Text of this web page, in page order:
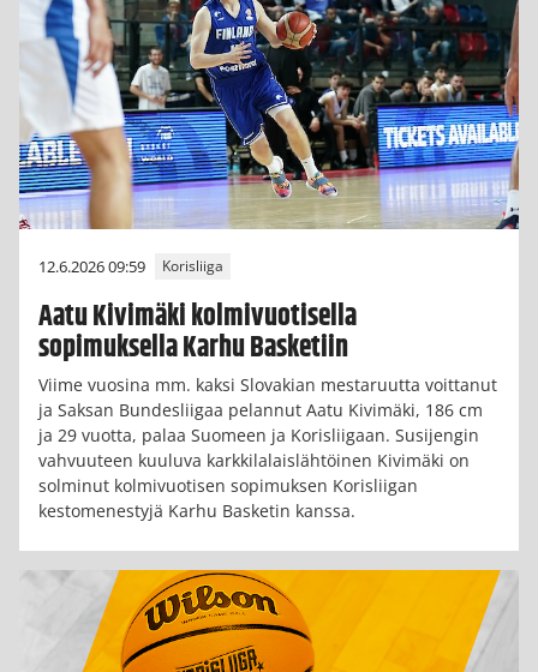
12.6.2026 09:59 Korisliiga
Aatu Kivimäki kolmivuotisella
sopimuksella Karhu Basketiin
Viime vuosina mm. kaksi Slovakian mestaruutta voittanut
ja Saksan Bundesliigaa pelannut Aatu Kivimäki, 186 cm
ja 29 vuotta, palaa Suomeen ja Korisliigaan. Susijengin
vahvuuteen kuuluva karkkilalaislähtöinen Kivimäki on
solminut kolmivuotisen sopimuksen Korisliigan
kestomenestyjä Karhu Basketin kanssa.